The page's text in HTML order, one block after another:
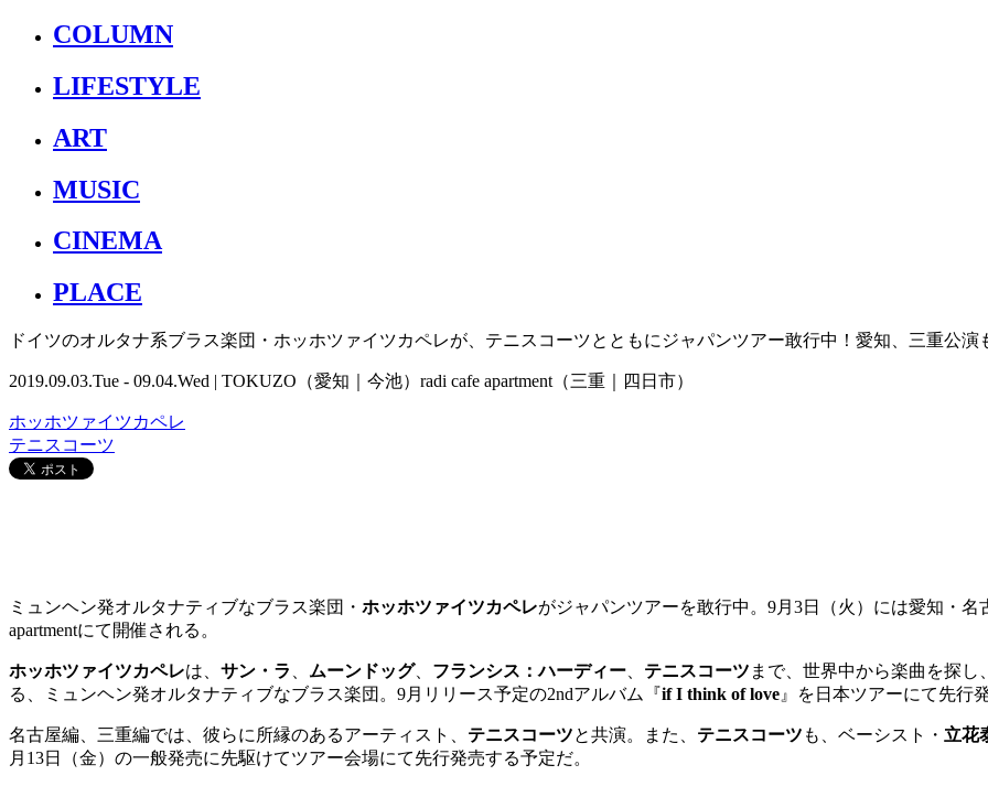
COLUMN
LIFESTYLE
ART
MUSIC
CINEMA
PLACE
ドイツのオルタナ系ブラス楽団・ホッホツァイツカペレが、テニスコーツとともにジャパンツアー敢行中！愛知、三重公演
2019.09.03.Tue - 09.04.Wed | TOKUZO（愛知｜今池）radi cafe apartment（三重｜四日市）
ホッホツァイツカペレ
テニスコーツ
ミュンヘン発オルタナティブなブラス楽団・ ホッホツァイツカペレがジャパンツアーを敢行中。 9月 3日（火）には愛知・名
apartmentにて開催される。
ホッホツァイツカペレは、 サン・ラ ムーンドッグ、 フランシス：ハーディー テニスコーツ まで、世界中から楽曲を探
る、ミュンヘン発オルタナティブなブラス楽団。 9月リリース予定の2ndアルバム『if I think of love 』を日本ツアーにて先行
名古屋編、三重編では、彼らに所縁のあるアーティスト、 テニスコーツと共演。また、 テニスコーツ も、ベーシスト・ 立花
月 13日（金）の一般発売に先駆けてツアー会場にて先行発売する予定だ。